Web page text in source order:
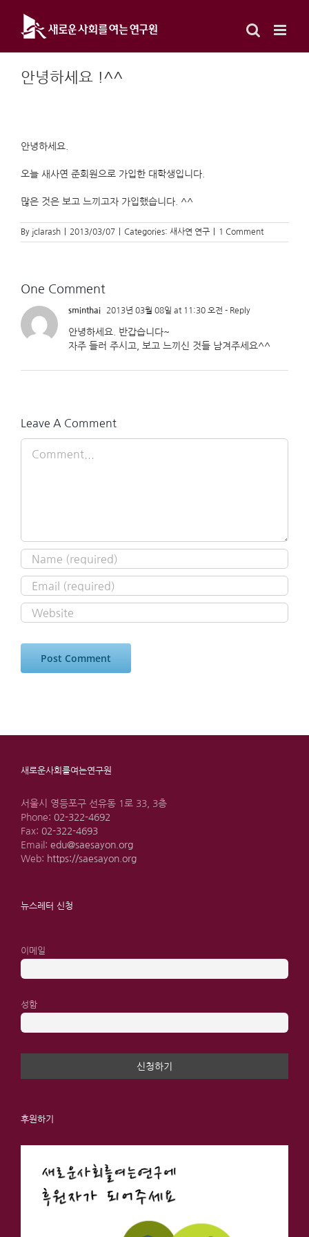
content
안녕하세요 !^^
안녕하세요.
오늘 새사연 준회원으로 가입한 대학생입니다.
많은 것은 보고 느끼고자 가입했습니다. ^^
By jclarash 2013/03/07 Categories: 새사연 연구 1 Comment
One Comment
sminthai 2013년 03월 08일 at 11:30 오전 - Reply
안녕하세요. 반갑습니다~
자주 들러 주시고, 보고 느끼신 것들 남겨주세요^^
Leave A Comment
새로운사회를여는연구원
서울시 영등포구 선유동 1로 33, 3층
Phone: 02-322-4692
Fax: 02-322-4693
Email: edu@saesayon.org
Web: https://saesayon.org
뉴스레터 신청
이메일
성함
후원하기